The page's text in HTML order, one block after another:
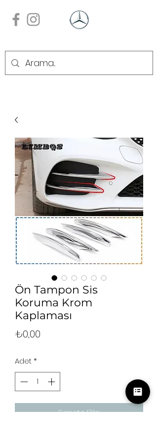
Ön Tampon Sis
Koruma Krom
Kaplaması
₺0,00
Adet*
Sepete Ekle